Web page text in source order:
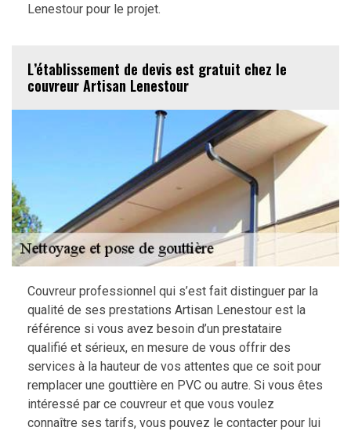
Lenestour pour le projet.
L’établissement de devis est gratuit chez le
couvreur Artisan Lenestour
Couvreur professionnel qui s’est fait distinguer par la
qualité de ses prestations Artisan Lenestour est la
référence si vous avez besoin d’un prestataire
qualifié et sérieux, en mesure de vous offrir des
services à la hauteur de vos attentes que ce soit pour
remplacer une gouttière en PVC ou autre. Si vous êtes
intéressé par ce couvreur et que vous voulez
connaître ses tarifs, vous pouvez le contacter pour lui